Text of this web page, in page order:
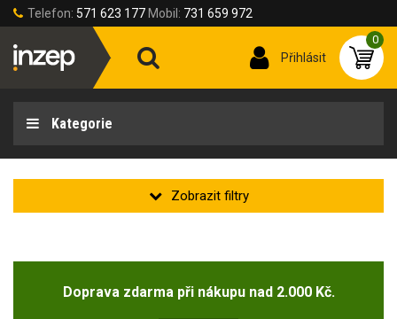
Telefon: 571 623 177 Mobil: 731 659 972
Přihlásit
0
Kategorie
Velikost rukavic
Doprava zdarma při nákupu nad 2.000 Kč.